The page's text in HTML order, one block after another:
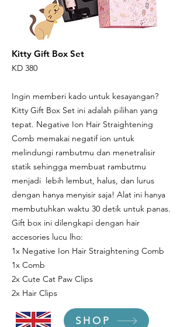
Kitty Gift Box Set
KD 380
Ingin memberi kado untuk kesayangan?
Kitty Gift Box Set ini adalah pilihan yang
tepat. Negative Ion Hair Straightening
Comb memakai negatif ion untuk
melindungi rambutmu dan menetralisir
statik sehingga membuat rambutmu
menjadi lebih lembut, halus, dan lurus
dengan hanya menyisir saja! Alat ini hanya
membutuhkan waktu 30 detik untuk panas.
Gift box ini dilengkapi dengan hair
accesories lucu lho:
1x Negative Ion Hair Straightening Comb
1x Comb
2x Cute Cat Paw Clips
2x Hair Clips
SHOP